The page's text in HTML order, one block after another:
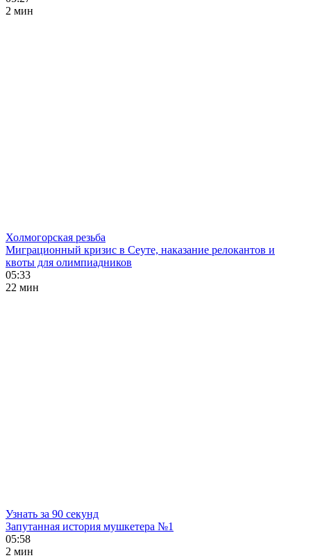
2 мин
Холмогорская резьба
Миграционный кризис в Сеуте, наказание релокантов и
квоты для олимпиадников
05:33
22 мин
Узнать за 90 секунд
Запутанная история мушкетера №1
05:58
2 мин